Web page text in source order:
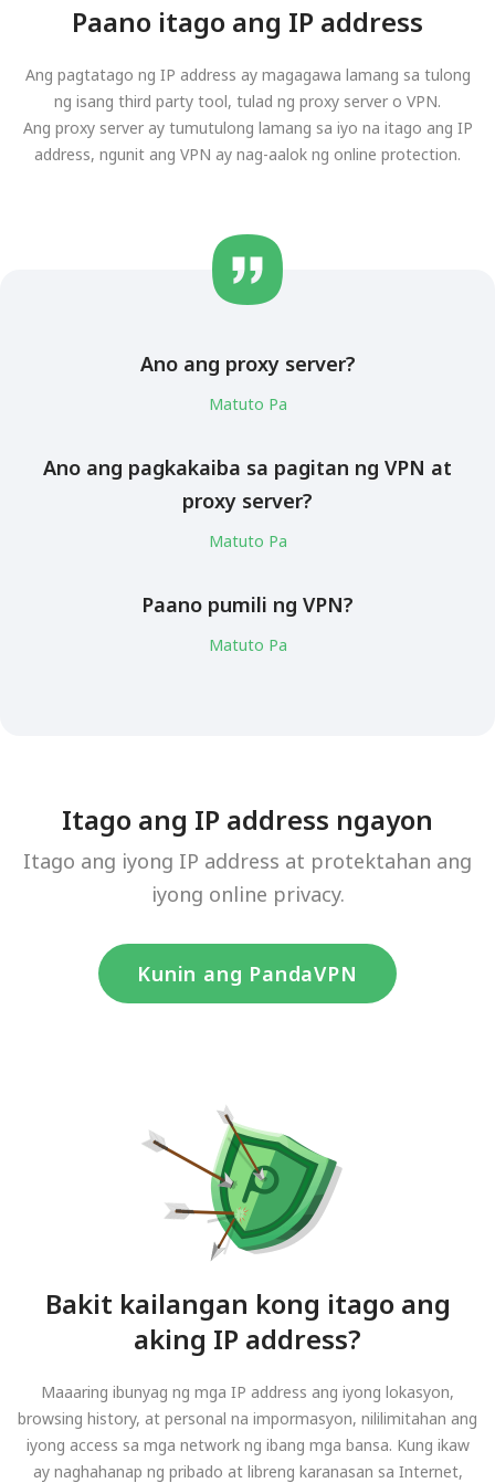
Paano itago ang IP address
Ang pagtatago ng IP address ay magagawa lamang sa tulong
ng isang third party tool, tulad ng proxy server o VPN.
Ang proxy server ay tumutulong lamang sa iyo na itago ang IP
address, ngunit ang VPN ay nag-aalok ng online protection.
Ano ang proxy server?
Matuto Pa
Ano ang pagkakaiba sa pagitan ng VPN at
proxy server?
Matuto Pa
Paano pumili ng VPN?
Matuto Pa
Itago ang IP address ngayon
Itago ang iyong IP address at protektahan ang
iyong online privacy.
Kunin ang PandaVPN
Bakit kailangan kong itago ang
aking IP address?
Maaaring ibunyag ng mga IP address ang iyong lokasyon,
browsing history, at personal na impormasyon, nililimitahan ang
iyong access sa mga network ng ibang mga bansa. Kung ikaw
ay naghahanap ng pribado at libreng karanasan sa Internet,